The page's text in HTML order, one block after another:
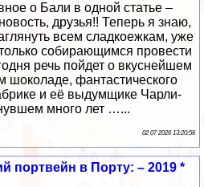
о Бали в одной статье –
друзья!! Теперь я знаю,
всем сладкоежкам, уже
собирающимся провести
речь пойдет о вкуснейшем
шоколаде, фантастического
и её выдумщике Чарли-
много лет …...
02 07 2026 13:20:56
портвейн в Порту: – 2019 *